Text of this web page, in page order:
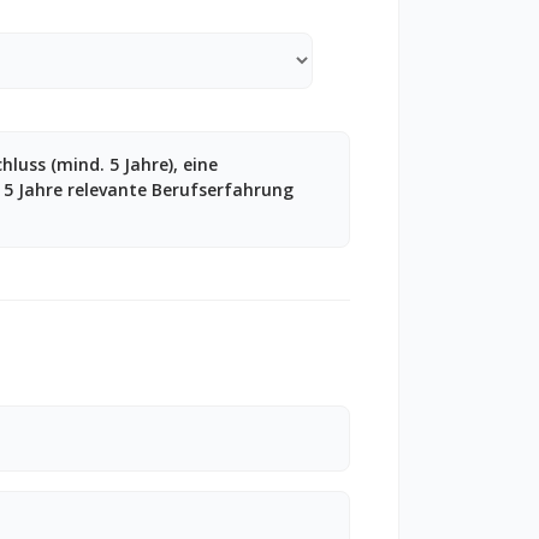
(mind. 5 Jahre), eine
Jahre relevante Berufserfahrung